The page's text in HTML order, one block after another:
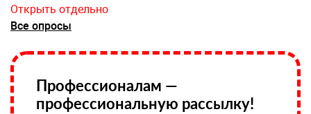
Открыть отдельно
Все опросы
Профессионалам —
профессиональную рассылку!